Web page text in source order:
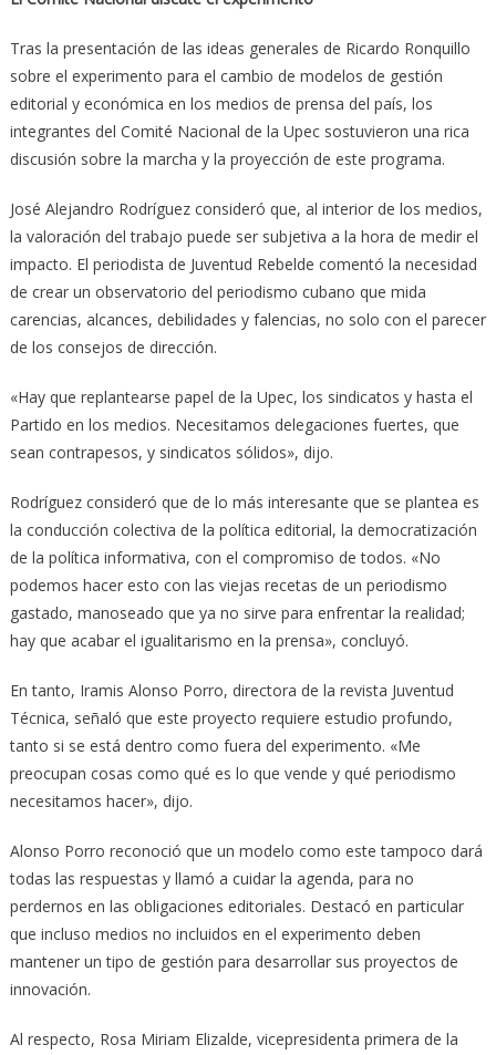
Tras la presentación de las ideas generales de Ricardo Ronquillo
sobre el experimento para el cambio de modelos de gestión
editorial y económica en los medios de prensa del país, los
integrantes del Comité Nacional de la Upec sostuvieron una rica
discusión sobre la marcha y la proyección de este programa.
José Alejandro Rodríguez consideró que, al interior de los medios,
la valoración del trabajo puede ser subjetiva a la hora de medir el
impacto. El periodista de Juventud Rebelde comentó la necesidad
de crear un observatorio del periodismo cubano que mida
carencias, alcances, debilidades y falencias, no solo con el parecer
de los consejos de dirección.
«Hay que replantearse papel de la Upec, los sindicatos y hasta el
Partido en los medios. Necesitamos delegaciones fuertes, que
sean contrapesos, y sindicatos sólidos», dijo.
Rodríguez consideró que de lo más interesante que se plantea es
la conducción colectiva de la política editorial, la democratización
de la política informativa, con el compromiso de todos. «No
podemos hacer esto con las viejas recetas de un periodismo
gastado, manoseado que ya no sirve para enfrentar la realidad;
hay que acabar el igualitarismo en la prensa», concluyó.
En tanto, Iramis Alonso Porro, directora de la revista Juventud
Técnica, señaló que este proyecto requiere estudio profundo,
tanto si se está dentro como fuera del experimento. «Me
preocupan cosas como qué es lo que vende y qué periodismo
necesitamos hacer», dijo.
Alonso Porro reconoció que un modelo como este tampoco dará
todas las respuestas y llamó a cuidar la agenda, para no
perdernos en las obligaciones editoriales. Destacó en particular
que incluso medios no incluidos en el experimento deben
mantener un tipo de gestión para desarrollar sus proyectos de
innovación.
Al respecto, Rosa Miriam Elizalde, vicepresidenta primera de la